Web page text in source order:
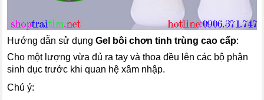
Hướng dẫn sử dụngGel bôi chơn tinh trùng cao cấp:
Cho một lượng vừa đủ ra tay và thoa đều lên các bộ phận
sinh dục trước khi quan hệ xâm nhập.
Chú ý: